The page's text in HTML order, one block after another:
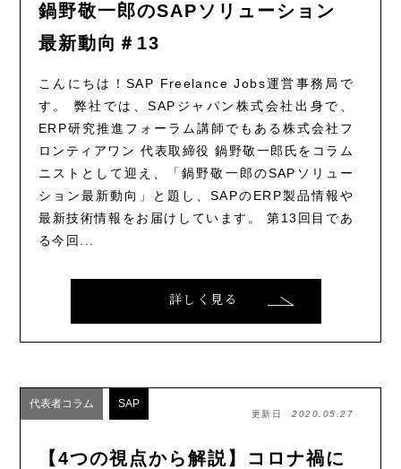
鍋野敬一郎のSAPソリューション
最新動向＃13
こんにちは！SAP Freelance Jobs運営事務局で
す。 弊社では、SAPジャパン株式会社出身で、
ERP研究推進フォーラム講師でもある株式会社フ
ロンティアワン 代表取締役 鍋野敬一郎氏をコラム
ニストとして迎え、「鍋野敬一郎のSAPソリュー
ション最新動向」と題し、SAPのERP製品情報や
最新技術情報をお届けしています。 第13回目であ
る今回...
詳しく見る
代表者コラム SAP
更新日2020.05.27
【4つの視点から解説】コロナ禍に